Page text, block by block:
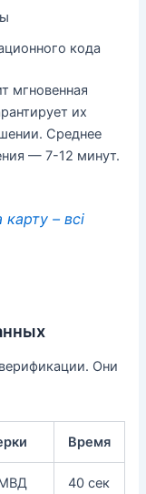
кода
мгновенная
их
Среднее
— 7-12 минут.
– всі
Они
Время
40 сек